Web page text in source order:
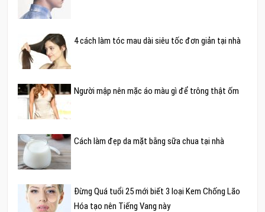
4 cách làm tóc mau dài siêu tốc đơn giản tại nhà
Người mập nên mặc áo màu gì để trông thật ốm
Cách làm đẹp da mặt bằng sữa chua tại nhà
Đừng Quá tuổi 25 mới biết 3 loại Kem Chống Lão
Hóa tạo nên Tiếng Vang này